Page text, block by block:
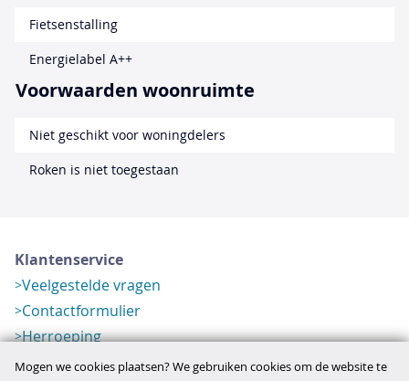
Fietsenstalling
Energielabel A++
Voorwaarden woonruimte
Niet geschikt voor woningdelers
Roken is niet toegestaan
Klantenservice
Veelgestelde vragen
Contactformulier
Herroeping
Over ons
Mogen we cookies plaatsen? We gebruiken cookies om de website te